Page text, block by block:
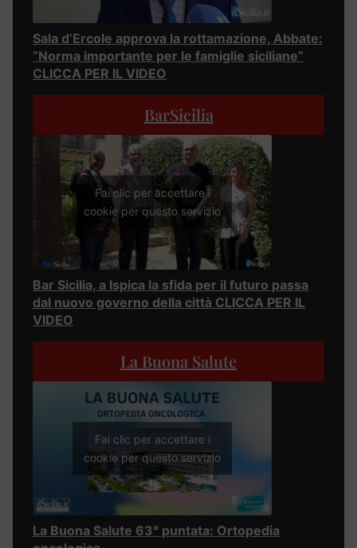
Sala d’Ercole approva la rottamazione, Abbate:
“Norma importante per le famiglie siciliane”
CLICCA PER IL VIDEO
BarSicilia
Fai clic per accettare i
cookie per questo servizio
Bar Sicilia, a Ispica la sfida per il futuro passa
dal nuovo governo della città CLICCA PER IL
VIDEO
La Buona Salute
Fai clic per accettare i
cookie per questo servizio
La Buona Salute 63° puntata: Ortopedia